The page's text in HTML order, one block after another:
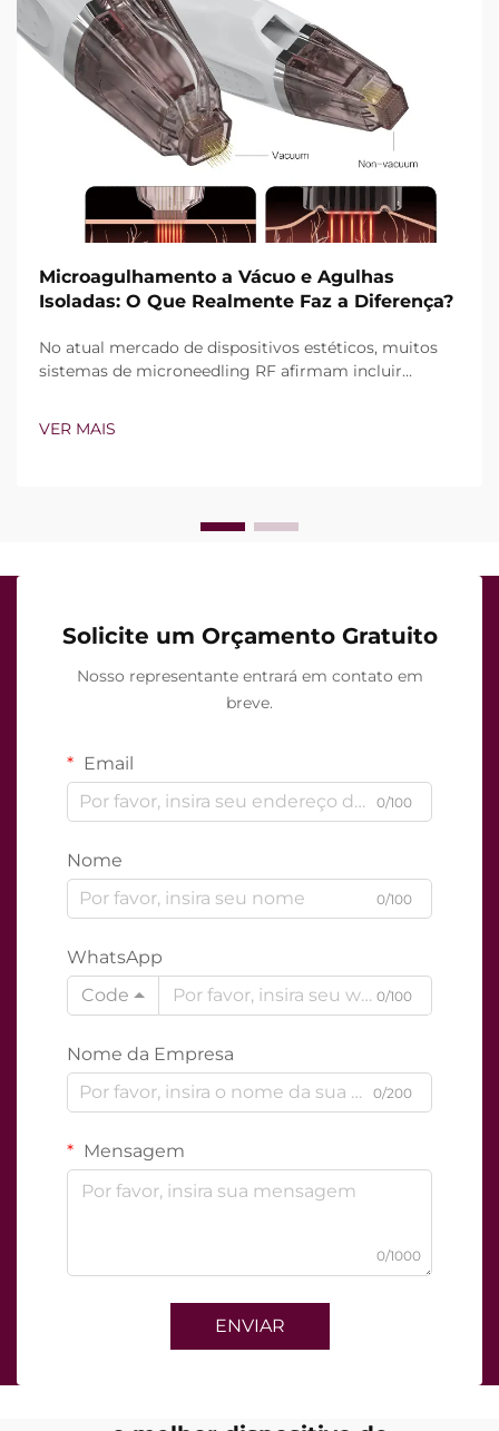
Microagulhamento a Vácuo e Agulhas
Isoladas: O Que Realmente Faz a Diferença?
No atual mercado de dispositivos estéticos, muitos
sistemas de microneedling RF afirmam incluir
recursos existem, mas sim como funcionam com
VER MAIS
Solicite um Orçamento Gratuito
Nosso representante entrará em contato em
breve.
Email
0/100
Nome
0/100
WhatsApp
Code
0/100
Nome da Empresa
0/200
Mensagem
0/1000
ENVIAR